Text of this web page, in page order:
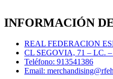
INFORMACIÓN
REAL FEDERACION
CL SEGOVIA, 71 – LC.
Teléfono: 913541386
Email: